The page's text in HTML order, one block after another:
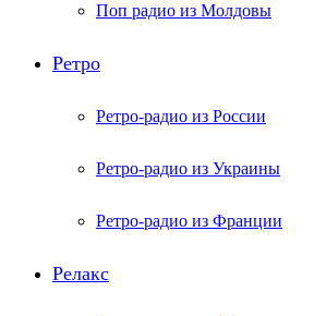
Поп радио из Молдовы
Ретро
Ретро-радио из России
Ретро-радио из Украины
Ретро-радио из Франции
Релакс